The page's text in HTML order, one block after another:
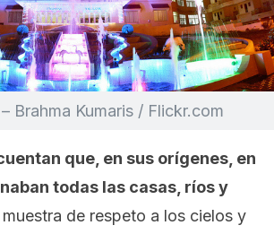
Brahma Kumaris / Flickr.com
que, en sus orígenes, en
todas las casas, ríos y
muestra de respeto a los cielos y